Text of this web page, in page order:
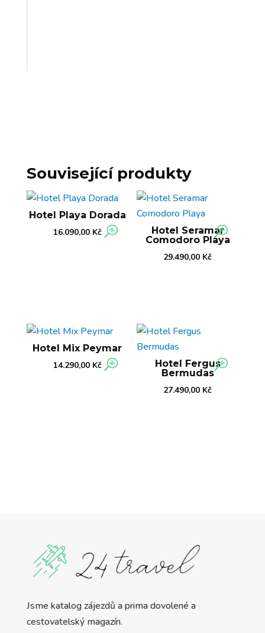
Související produkty
Hotel Playa Dorada
16.090,00 Kč
Hotel Seramar
Comodoro Playa
29.490,00 Kč
Hotel Mix Peymar
14.290,00 Kč
Hotel Fergus
Bermudas
27.490,00 Kč
Jsme katalog zájezdů a prima dovolené a
cestovatelský magazín.